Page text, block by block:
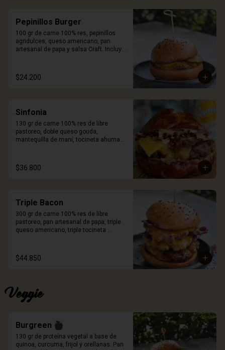
Pepinillos Burger
100 gr de carne 100% res, pepinillos
agridulces, queso americano, pan
artesanal de papa y salsa Craft. Incluye
$24.200
Sinfonia
130 gr de carne 100% res de libre
pastoreo, doble queso gouda,
mantequilla de maní, tocineta ahumada
$36.800
Triple Bacon
300 gr de carne 100% res de libre
pastoreo, pan artesanal de papa, triple
queso americano, triple tocineta
$44.850
Veggie
Burgreen
130 gr de proteína vegetal a base de
quinoa, curcuma, frijol y orellanas. Pan